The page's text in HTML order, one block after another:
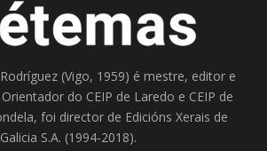
(Vigo, 1959) é mestre, editor e
do CEIP de Laredo e CEIP de
foi director de Edicións Xerais de
Galicia S.A. (1994-2018).